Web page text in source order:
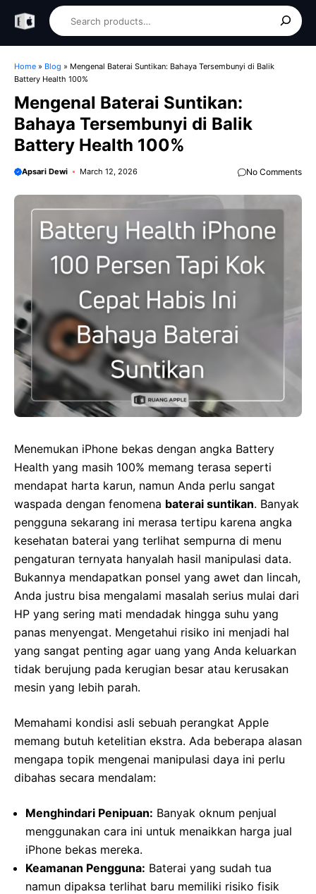
content
Home » Blog » Mengenal Baterai Suntikan: Bahaya Tersembunyi di Balik
Battery Health 100%
Mengenal Baterai Suntikan:
Bahaya Tersembunyi di Balik
Battery Health 100%
Apsari Dewi March 12, 2026 No Comments
Menemukan iPhone bekas dengan angka Battery
Health yang masih 100% memang terasa seperti
mendapat harta karun, namun Anda perlu sangat
waspada dengan fenomena baterai suntikan. Banyak
pengguna sekarang ini merasa tertipu karena angka
kesehatan baterai yang terlihat sempurna di menu
pengaturan ternyata hanyalah hasil manipulasi data.
Bukannya mendapatkan ponsel yang awet dan lincah,
Anda justru bisa mengalami masalah serius mulai dari
HP yang sering mati mendadak hingga suhu yang
panas menyengat. Mengetahui risiko ini menjadi hal
yang sangat penting agar uang yang Anda keluarkan
tidak berujung pada kerugian besar atau kerusakan
mesin yang lebih parah.
Memahami kondisi asli sebuah perangkat Apple
memang butuh ketelitian ekstra. Ada beberapa alasan
mengapa topik mengenai manipulasi daya ini perlu
dibahas secara mendalam:
Menghindari Penipuan: Banyak oknum penjual
menggunakan cara ini untuk menaikkan harga jual
iPhone bekas mereka.
Keamanan Pengguna: Baterai yang sudah tua
namun dipaksa terlihat baru memiliki risiko fisik